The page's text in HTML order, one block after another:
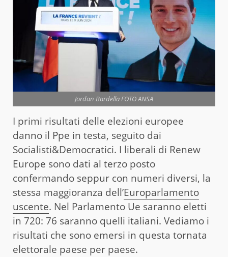
Jordan Bardella FOTO ANSA
I primi risultati delle elezioni europee
danno il Ppe in testa, seguito dai
Socialisti&Democratici. I liberali di Renew
Europe sono dati al terzo posto
confermando seppur con numeri diversi, la
stessa maggioranza dell’Europarlamento
uscente. Nel Parlamento Ue saranno eletti
in 720: 76 saranno quelli italiani. Vediamo i
risultati che sono emersi in questa tornata
elettorale paese per paese.